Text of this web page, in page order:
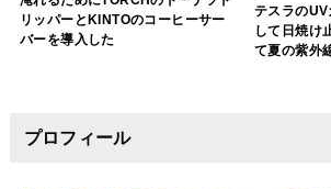
リッパーとKINTOのコーヒーサー
バーを導入した
テスラの
して日焼け
て夏の紫外
プロフィール